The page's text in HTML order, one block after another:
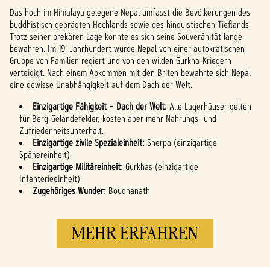
Datenschutzbestimmungen
von YouTubeund der
Übertragung von Daten an
die Google-Server zu.
Das hoch im Himalaya gelegene Nepal umfasst die Bevölkerungen des
buddhistisch geprägten Hochlands sowie des hinduistischen Tieflands.
Trotz seiner prekären Lage konnte es sich seine Souveränität lange
bewahren. Im 19. Jahrhundert wurde Nepal von einer autokratischen
Gruppe von Familien regiert und von den wilden Gurkha-Kriegern
verteidigt. Nach einem Abkommen mit den Briten bewahrte sich Nepal
eine gewisse Unabhängigkeit auf dem Dach der Welt.
Einzigartige Fähigkeit – Dach der Welt:Alle Lagerhäuser gelten
für Berg-Geländefelder, kosten aber mehr Nahrungs- und
Zufriedenheitsunterhalt.
Einzigartige zivile Spezialeinheit: Sherpa (einzigartige
Spähereinheit)
Einzigartige Militäreinheit:Gurkhas (einzigartige
Infanterieeinheit)
Zugehöriges Wunder: Boudhanath
MEHR ERFAHREN